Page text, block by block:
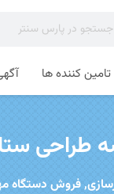
تامین کننده ها
طراحی
فروش دستگاه